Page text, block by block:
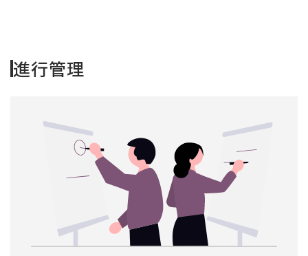
進行管理